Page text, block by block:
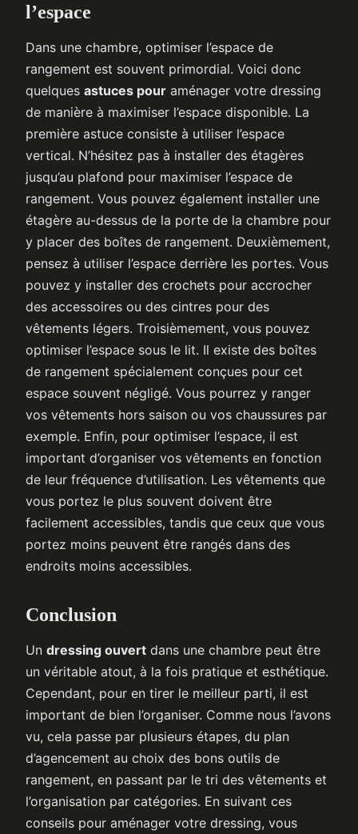
l’espace
Dans une chambre, optimiser l’espace de
rangement est souvent primordial. Voici donc
quelques astuces pour aménager votre dressing
de manière à maximiser l’espace disponible. La
première astuce consiste à utiliser l’espace
vertical. N’hésitez pas à installer des étagères
jusqu’au plafond pour maximiser l’espace de
rangement. Vous pouvez également installer une
étagère au-dessus de la porte de la chambre pour
y placer des boîtes de rangement. Deuxièmement,
pensez à utiliser l’espace derrière les portes. Vous
pouvez y installer des crochets pour accrocher
des accessoires ou des cintres pour des
vêtements légers. Troisièmement, vous pouvez
optimiser l’espace sous le lit. Il existe des boîtes
de rangement spécialement conçues pour cet
espace souvent négligé. Vous pourrez y ranger
vos vêtements hors saison ou vos chaussures par
exemple. Enfin, pour optimiser l’espace, il est
important d’organiser vos vêtements en fonction
de leur fréquence d’utilisation. Les vêtements que
vous portez le plus souvent doivent être
facilement accessibles, tandis que ceux que vous
portez moins peuvent être rangés dans des
endroits moins accessibles.
Conclusion
Un dressing ouvert dans une chambre peut être
un véritable atout, à la fois pratique et esthétique.
Cependant, pour en tirer le meilleur parti, il est
important de bien l’organiser. Comme nous l’avons
vu, cela passe par plusieurs étapes, du plan
d’agencement au choix des bons outils de
rangement, en passant par le tri des vêtements et
l’organisation par catégories. En suivant ces
conseils pour aménager votre dressing, vous